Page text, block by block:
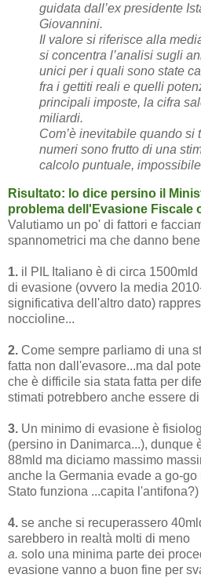
guidata dall’ex presidente
Giovannini.
Il valore si riferisce alla
si concentra l’analisi sugli
unici per i quali sono state
fra i gettiti reali e quelli
principali imposte, la cifra
miliardi.
Com’è inevitabile quando si
numeri sono frutto di una
calcolo puntuale,
Risultato: lo dice persino il
problema dell'Evasione Fiscale
Valutiamo un po' di fattori e
spannometrici ma che danno
1. il PIL Italiano è di circa
di evasione (ovvero la media
significativa dell'altro dato)
noccioline...
2. Come sempre parliamo di una
fatta non dall'evasore...ma dal
che è difficile sia stata fatta per
stimati potrebbero anche essere di
3. Un minimo di evasione è
(persino in Danimarca...), dunque
88mld ma diciamo massimo
anche la Germania evade a go-
Stato funziona ...capita l'antifona?)
4. se anche si recuperassero
sarebbero in realtà molti di meno
a. solo una minima parte dei
evasione vanno a buon fine per